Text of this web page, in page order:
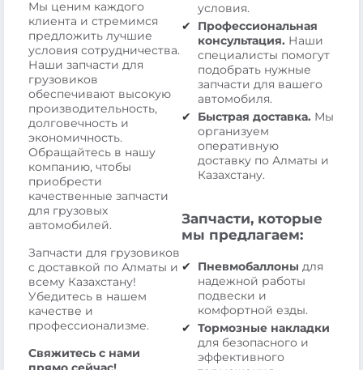
Мы ценим каждого
клиента и стремимся
предложить лучшие
условия сотрудничества.
Наши запчасти для
грузовиков
обеспечивают высокую
производительность,
долговечность и
экономичность.
Обращайтесь в нашу
компанию, чтобы
приобрести
качественные запчасти
для грузовых
автомобилей.
Запчасти для грузовиков
с доставкой по Алматы и
всему Казахстану!
Убедитесь в нашем
качестве и
профессионализме.
Свяжитесь с нами
условия.
Профессиональная
консультация. Наши
специалисты помогут
подобрать нужные
запчасти для вашего
автомобиля.
Быстрая доставка. Мы
организуем
оперативную
доставку по Алматы и
Казахстану.
Запчасти, которые
мы предлагаем:
Пневмобаллоны для
надежной работы
подвески и
комфортной езды.
Тормозные накладки
для безопасного и
эффективного